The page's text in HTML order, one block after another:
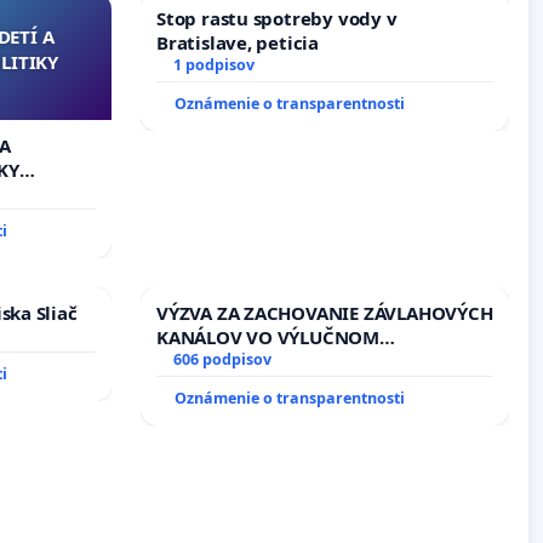
A
Stop rastu spotreby vody v
Bratislave, peticia
1 podpisov
Oznámenie o transparentnosti
Sliač
VÝZVA ZA ZACHOVANIE ZÁVLAHOVÝCH
KANÁLOV VO VÝLUČNOM
VLASTNÍCTVE A POD KONTROLOU
riešenie zanedbaného stavu
606 podpisov
Oznámenie o transparentnosti